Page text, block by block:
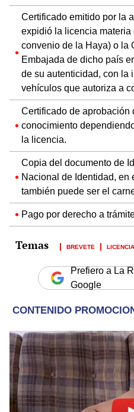
Certificado emitido por la
expidió la licencia
convenio de la Haya) o la
Embajada de dicho país
de su autenticidad, con la
vehículos que autoriza a
Certificado de aprobación
conocimiento
la licencia.
Copia del documento de
Nacional de Identidad, en
también puede ser el
Pago por derecho a
BREVETE
Prefiero a La
Google